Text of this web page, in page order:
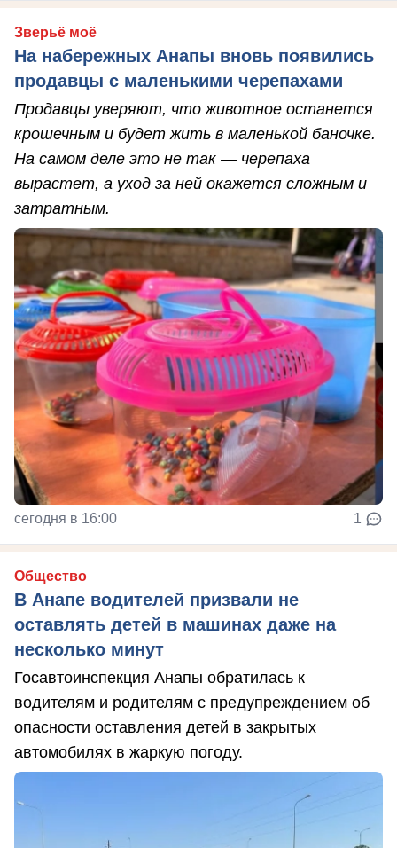
Зверьё моё
На набережных Анапы вновь появились
продавцы с маленькими черепахами
Продавцы уверяют, что животное останется
крошечным и будет жить в маленькой баночке.
На самом деле это не так — черепаха
вырастет, а уход за ней окажется сложным и
затратным.
сегодня в 16:00 1
Общество
В Анапе водителей призвали не
оставлять детей в машинах даже на
несколько минут
Госавтоинспекция Анапы обратилась к
водителям и родителям с предупреждением об
опасности оставления детей в закрытых
автомобилях в жаркую погоду.